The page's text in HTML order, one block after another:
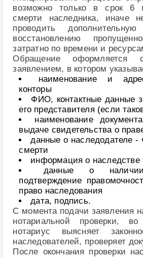
возможно только в срок 6
смерти наследника, иначе
проводить
восстановлению
затратно по времени и
Обращение оформляется
заявлением, в котором
наименование и
конторы
ФИО, контактные данные
его представителя (если
наименование
выдаче свидетельства о
данные о наследодателе
смерти
информация о наследстве
данные о наличии
подтверждение
право наследования
дата, подпись.
С момента подачи заявления
нотариальной проверки,
нотариус выясняет
наследователей, проверяет
После окончания проверки